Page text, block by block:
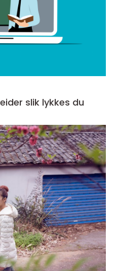
Fagprøve helsefagarbeider slik lykkes du